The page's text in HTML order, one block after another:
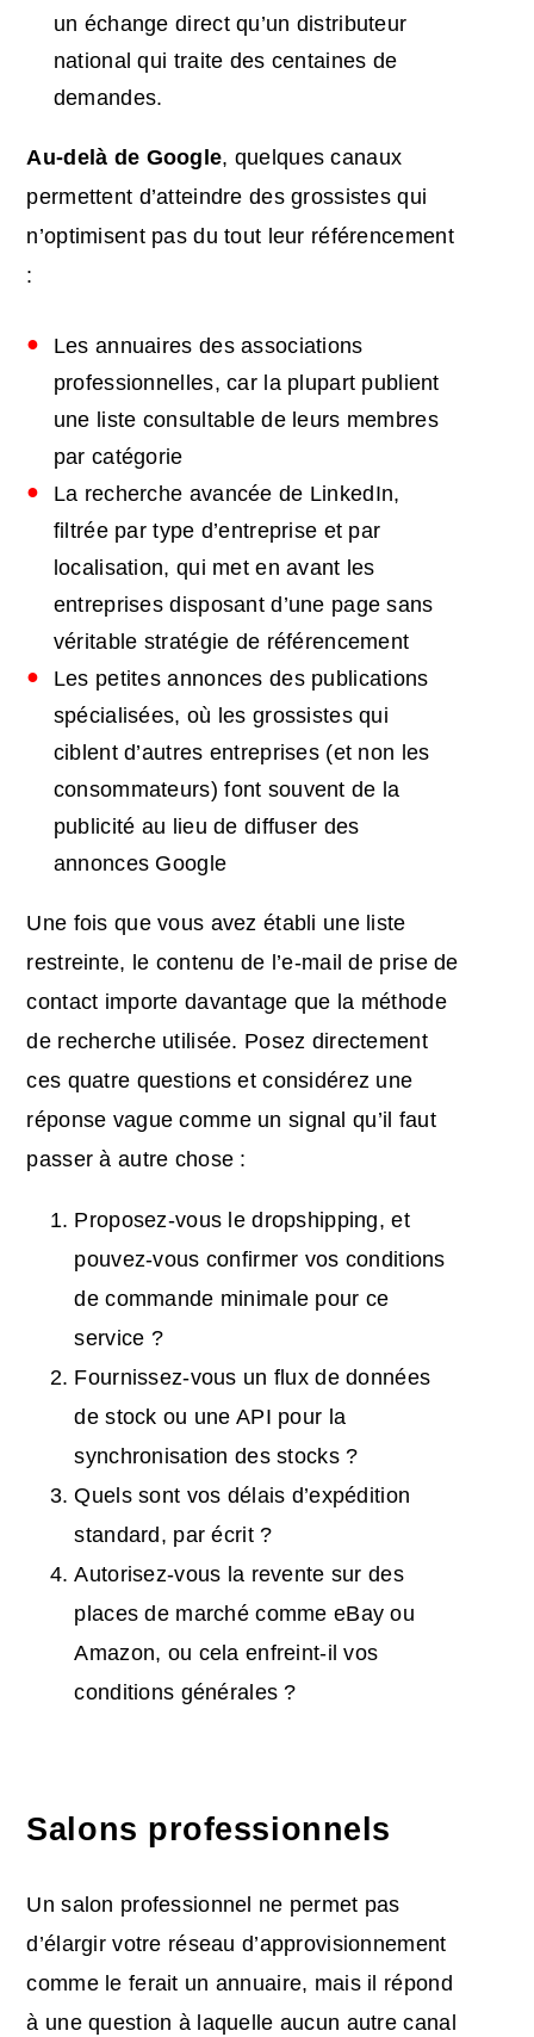
un échange direct qu’un distributeur
national qui traite des centaines de
demandes.
Au-delà de Google, quelques canaux
permettent d’atteindre des grossistes qui
n’optimisent pas du tout leur référencement
:
Les annuaires des associations
professionnelles, car la plupart publient
une liste consultable de leurs membres
par catégorie
La recherche avancée de LinkedIn,
filtrée par type d’entreprise et par
localisation, qui met en avant les
entreprises disposant d’une page sans
véritable stratégie de référencement
Les petites annonces des publications
spécialisées, où les grossistes qui
ciblent d’autres entreprises (et non les
consommateurs) font souvent de la
publicité au lieu de diffuser des
annonces Google
Une fois que vous avez établi une liste
restreinte, le contenu de l’e-mail de prise de
contact importe davantage que la méthode
de recherche utilisée. Posez directement
ces quatre questions et considérez une
réponse vague comme un signal qu’il faut
passer à autre chose :
Proposez-vous le dropshipping, et
pouvez-vous confirmer vos conditions
de commande minimale pour ce
service ?
Fournissez-vous un flux de données
de stock ou une API pour la
synchronisation des stocks ?
Quels sont vos délais d’expédition
standard, par écrit ?
Autorisez-vous la revente sur des
places de marché comme eBay ou
Amazon, ou cela enfreint-il vos
conditions générales ?
Salons professionnels
Un salon professionnel ne permet pas
d’élargir votre réseau d’approvisionnement
comme le ferait un annuaire, mais il répond
à une question à laquelle aucun autre canal